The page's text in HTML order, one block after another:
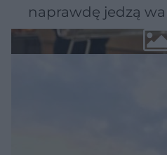
naprawdę jedzą